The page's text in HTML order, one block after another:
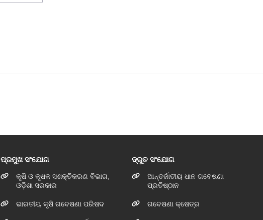
ପ୍ରମୁଖ ସଂଯୋଗ
କୃଷି ଓ କୃଷକ ସଶକ୍ତିକରଣ ବିଭାଗ,
ଓଡ଼ିଶା ସରକାର
ଭାରତୀୟ କୃଷି ଗବେଷଣା ପରିଷଦ
ଦ୍ରୁତ ସଂଯୋଗ
ଆନ୍ତର୍ଜାତୀୟ ଧାନ ଗବେଷଣା
ପ୍ରତିଷ୍ଠାନ
ଗବେଷଣା କ୍ଷେତ୍ର